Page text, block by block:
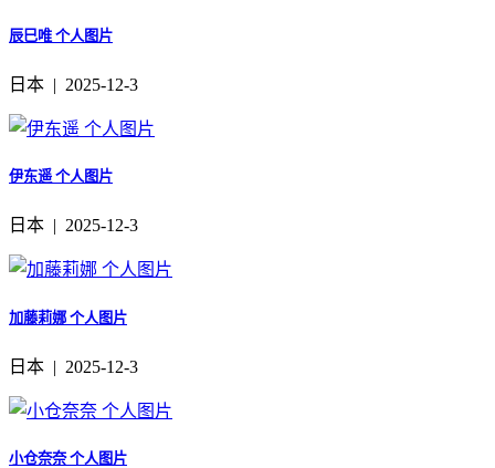
辰巳唯 个人图片
日本 | 2025-12-3
伊东遥 个人图片
日本 | 2025-12-3
加藤莉娜 个人图片
日本 | 2025-12-3
小仓奈奈 个人图片